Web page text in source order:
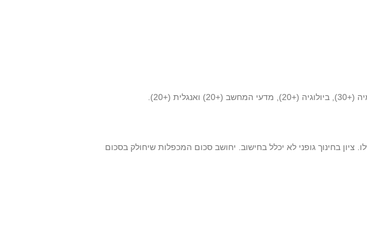
בחינוך גופני לא יכלל בחישוב. יחושב סכום המכפלות שיחולק בסכום